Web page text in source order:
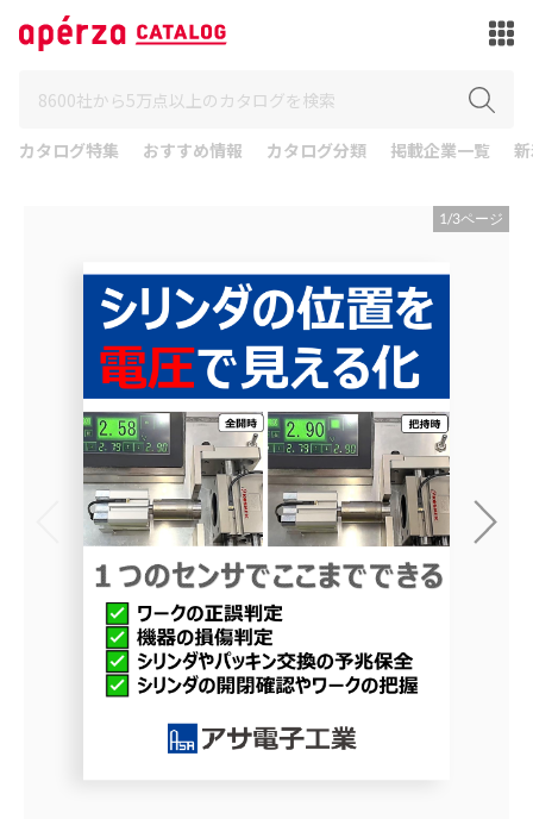
カタログ特集 おすすめ情報 カタログ分類 掲載企業一覧
1/3ページ